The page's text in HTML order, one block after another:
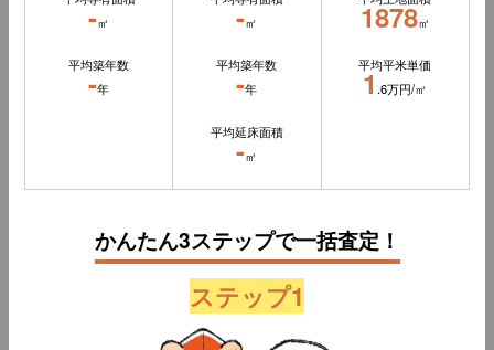
-㎡
平均築年数
-年
-㎡
平均築年数
-年
平均延床面積
-㎡
1878㎡
平均平米単価
1 .6万円/㎡
かんたん3ステップで一括査定！
ステップ1